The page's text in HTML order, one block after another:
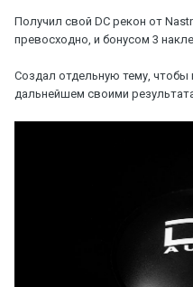
Получил свой DC рекон от
превосходно, и бонусом 3
Создал отдельную тему,
дальнейшем своими